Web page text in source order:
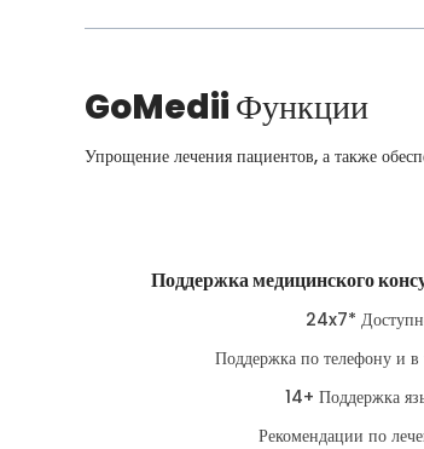
GoMediiФункции
Упрощение лечения пациентов, а также
Поддержка медицинского
24x7*
Поддержка по телефону и в
14+ Поддержка
Рекомендации по